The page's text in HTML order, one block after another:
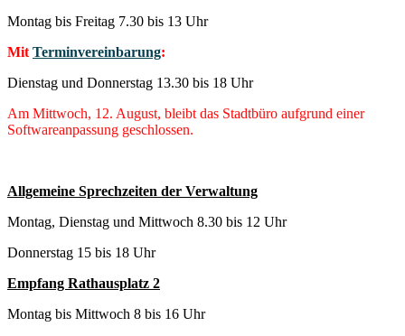
Montag bis Freitag 7.30 bis 13 Uhr
Mit Terminvereinbarung:
Dienstag und Donnerstag 13.30 bis 18 Uhr
Am Mittwoch, 12. August, bleibt das Stadtbüro aufgrund einer
Softwareanpassung geschlossen.
Allgemeine Sprechzeiten der Verwaltung
Montag, Dienstag und Mittwoch 8.30 bis 12 Uhr
Donnerstag 15 bis 18 Uhr
Empfang Rathausplatz 2
Montag bis Mittwoch 8 bis 16 Uhr